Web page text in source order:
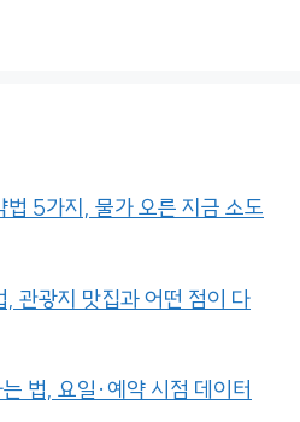
법 5가지, 물가 오른 지금 소도
관광지 맛집과 어떤 점이 다
법, 요일·예약 시점 데이터